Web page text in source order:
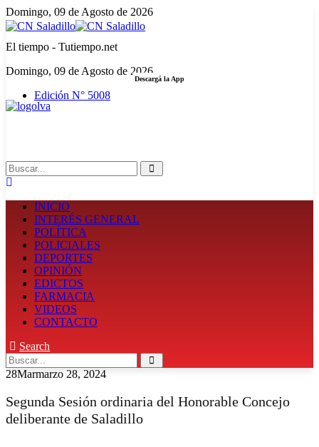
Domingo, 09 de Agosto de 2026
El tiempo - Tutiempo.net
Domingo, 09 de Agosto de 2026
Edición N° 5008
Descargá la App
INICIO
INTERÉS GENERAL
POLÍTICA
POLICIALES
DEPORTES
OPINIÓN
EDICTOS
FARMACIA
VIDEOS
CONTACTO
Search
28Marmarzo 28, 2024
Segunda Sesión ordinaria del Honorable Concejo
deliberante de Saladillo